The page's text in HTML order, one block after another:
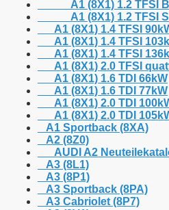
A1 (8X1) 1.2 TFSI
A1 (8X1) 1.2 TFSI
A1 (8X1) 1.4 TFSI
A1 (8X1) 1.4 TFSI
A1 (8X1) 1.4 TFSI
A1 (8X1) 2.0 TFSI
A1 (8X1) 1.6 TDI 66kW
A1 (8X1) 1.6 TDI 77kW
A1 (8X1) 2.0 TDI
A1 (8X1) 2.0 TDI
A1 Sportback (8XA)
A2 (8Z0)
AUDI A2
A3 (8L1)
A3 (8P1)
A3 Sportback (8PA)
A3 Cabriolet (8P7)